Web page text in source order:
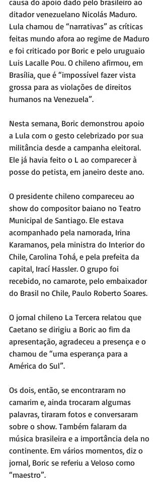
ditador venezuelano Nicolás Maduro.
Lula chamou de “narrativas” as críticas
feitas mundo afora ao regime de Maduro
e foi criticado por Boric e pelo uruguaio
Luis Lacalle Pou. O chileno afirmou, em
Brasília, que é “impossível fazer vista
grossa para as violações de direitos
humanos na Venezuela”.
Nesta semana, Boric demonstrou apoio
a Lula com o gesto celebrizado por sua
militância desde a campanha eleitoral.
Ele já havia feito o L ao comparecer à
posse do petista, em janeiro deste ano.
O presidente chileno compareceu ao
show do compositor baiano no Teatro
Municipal de Santiago. Ele estava
acompanhado pela namorada, Irina
Karamanos, pela ministra do Interior do
Chile, Carolina Tohá, e pela prefeita da
capital, Irací Hassler. O grupo foi
recebido, no camarote, pelo embaixador
do Brasil no Chile, Paulo Roberto Soares.
O jornal chileno La Tercera relatou que
Caetano se dirigiu a Boric ao fim da
apresentação, agradeceu a presença e o
chamou de “uma esperança para a
América do Sul”.
Os dois, então, se encontraram no
camarim e, ainda trocaram algumas
palavras, tiraram fotos e conversaram
sobre o show. Também falaram da
música brasileira e a importância dela no
continente. Em vários momentos, diz o
jornal, Boric se referiu a Veloso como
“maestro”.